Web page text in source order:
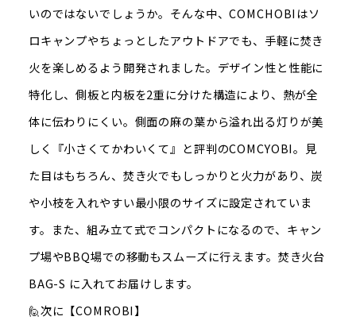
いのではないでしょうか。そんな中、COMCHOBIはソ
ロキャンプやちょっとしたアウトドアでも、手軽に焚き
火を楽しめるよう開発されました。デザイン性と性能に
特化し、側板と内板を2重に分けた構造により、熱が全
体に伝わりにくい。側面の麻の葉から溢れ出る灯りが美
しく『小さくてかわいくて』と評判のCOMCYOBI。見
た目はもちろん、焚き火でもしっかりと火力があり、炭
や小枝を入れやすい最小限のサイズに設定されていま
す。また、組み立て式でコンパクトになるので、キャン
プ場やBBQ場での移動もスムーズに行えます。焚き火台
BAG-S に入れてお届けします。
🙋次に【COMROBI】